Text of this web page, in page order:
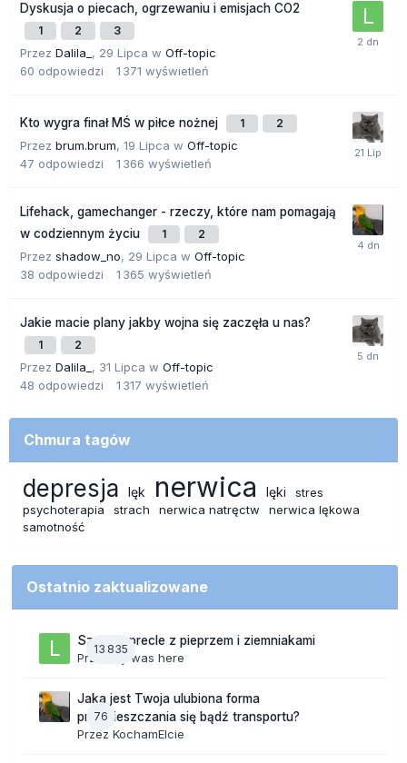
Dyskusja o piecach, ogrzewaniu i emisjach CO2
1 2 3
Przez Dalila_ , 29 Lipca w Off-topic
60 odpowiedzi 1 371 wyświetleń
Kto wygra finał MŚ w piłce nożnej 1 2
Przez brum.brum, 19 Lipca w Off-topic
47 odpowiedzi 1 366 wyświetleń
Lifehack, gamechanger - rzeczy, które nam pomagają
w codziennym życiu
1 2
Przez shadow_no, 29 Lipca w Off-topic
38 odpowiedzi 1 365 wyświetleń
Jakie macie plany jakby wojna się zaczęła u nas?
1 2
Przez Dalila_ , 31 Lipca w Off-topic
48 odpowiedzi 1 317 wyświetleń
Chmura tagów
depresja lęk nerwica lęki
stres
psychoterapia
strach nerwica natręctw
nerwica lękowa
samotność
Ostatnio zaktualizowane
13 835
Szalone precle z pieprzem i ziemniakami
Przez lily was here
76
Jaka jest Twoja ulubiona forma
przemieszczania się bądź transportu?
Przez KochamElcie